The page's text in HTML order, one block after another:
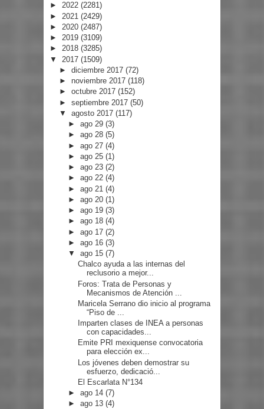
► 2022 (2281)
► 2021 (2429)
► 2020 (2487)
► 2019 (3109)
► 2018 (3285)
▼ 2017 (1509)
► diciembre 2017 (72)
► noviembre 2017 (118)
► octubre 2017 (152)
► septiembre 2017 (50)
▼ agosto 2017 (117)
►ago 29(3)
►ago 28(5)
►ago 27(4)
►ago 25(1)
►ago 23(2)
►ago 22(4)
►ago 21(4)
►ago 20(1)
►ago 19(3)
►ago 18(4)
►ago 17(2)
►ago 16(3)
▼ago 15(7)
Chalco ayuda a las internas del
reclusorio a mejor...
Foros: Trata de Personas y
Mecanismos de Atención ...
Maricela Serrano dio inicio al programa
“Piso de ...
Imparten clases de INEA a personas
con capacidades...
Emite PRI mexiquense convocatoria
para elección ex...
Los jóvenes deben demostrar su
esfuerzo, dedicació...
El Escarlata N°134
►ago 14(7)
►ago 13(4)